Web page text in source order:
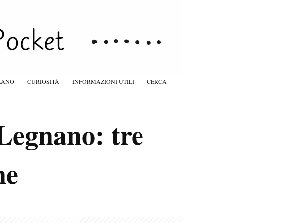
CURIOSITÀ INFORMAZIONI UTILI CERCA
tre